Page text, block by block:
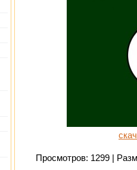
Просмотров: 1299 |